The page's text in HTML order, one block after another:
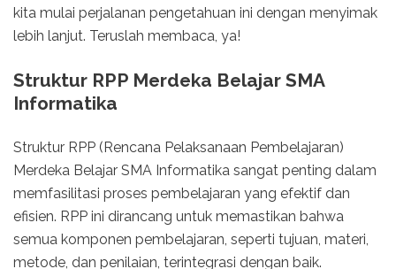
kita mulai perjalanan pengetahuan ini dengan menyimak
lebih lanjut. Teruslah membaca, ya!
Struktur RPP Merdeka Belajar SMA
Informatika
Struktur RPP (Rencana Pelaksanaan Pembelajaran)
Merdeka Belajar SMA Informatika sangat penting dalam
memfasilitasi proses pembelajaran yang efektif dan
efisien. RPP ini dirancang untuk memastikan bahwa
semua komponen pembelajaran, seperti tujuan, materi,
metode, dan penilaian, terintegrasi dengan baik.